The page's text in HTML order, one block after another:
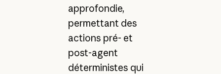
approfondie,
permettant des
actions pré- et
post-agent
déterministes qui